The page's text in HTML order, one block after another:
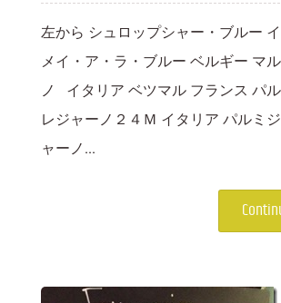
左から シュロップシャー・ブルー
メイ・ア・ラ・ブルー ベルギー マ
ノ イタリア ベツマル フランス パ
レジャーノ２４Ｍ イタリア パルミ
ャーノ...